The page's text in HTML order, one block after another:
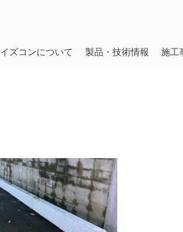
イズコンについて 製品・技術情報 施工